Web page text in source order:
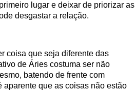
lugar e deixar de priorizar as
desgastar a relação.
coisa que seja diferente das
de Áries costuma ser não
batendo de frente com
que as coisas não estão